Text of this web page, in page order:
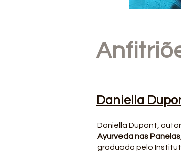
Daniella
Daniella Dupont,
Ayurveda nas Panelas
graduada pelo